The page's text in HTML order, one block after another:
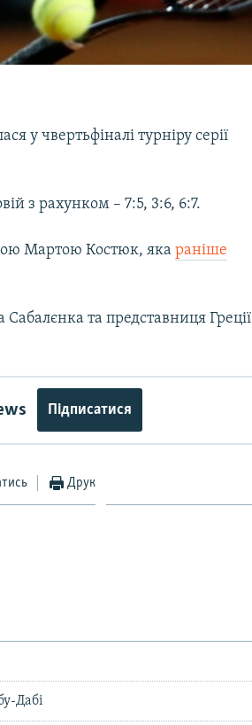
у чвертьфіналі турніру серії
з рахунком – 7:5, 3:6, 6:7.
Мартою Костюк, якараніше
Сабалєнка та представниця Греції
Підписатися
Друк
Дабі